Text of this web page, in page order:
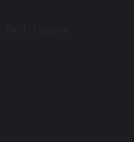
Tech Tribune